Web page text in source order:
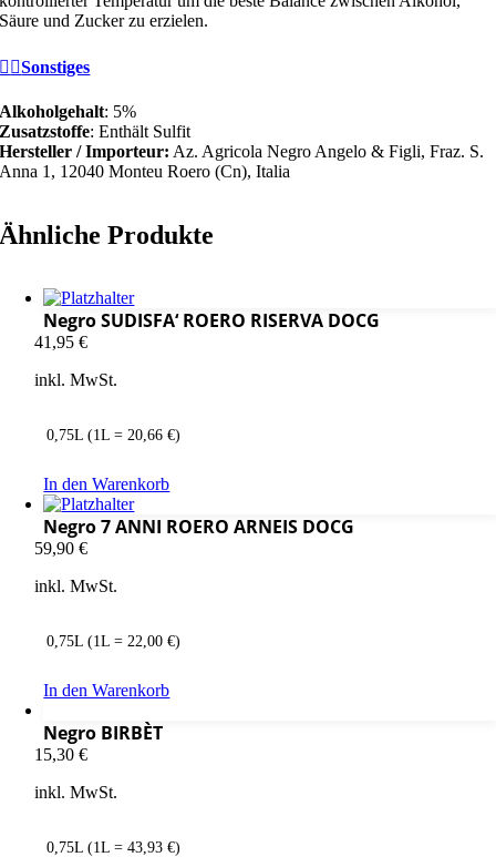
Säure und Zucker zu erzielen.
Sonstiges
Alkoholgehalt: 5%
Zusatzstoffe: Enthält Sulfit
Hersteller / Importeur: Az. Agricola Negro Angelo & Figli, Fraz. S.
Anna 1, 12040 Monteu Roero (Cn), Italia
Ähnliche Produkte
Negro SUDISFA‘ ROERO RISERVA DOCG
41,95€
inkl. MwSt.
0,75L (1L = 20,66 €)
In den Warenkorb
Negro 7 ANNI ROERO ARNEIS DOCG
59,90€
inkl. MwSt.
0,75L (1L = 22,00 €)
In den Warenkorb
Negro BIRBÈT
15,30€
inkl. MwSt.
0,75L (1L = 43,93 €)